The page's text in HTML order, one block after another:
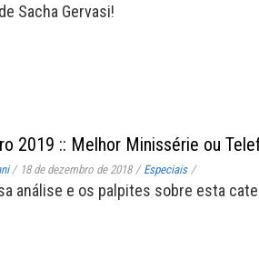
Sacha Gervasi!
2019 :: Melhor Minissérie ou
/ 18 de dezembro de 2018 / Especiais /
análise e os palpites sobre esta